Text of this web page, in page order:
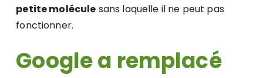
petite molécule sans laquelle il ne peut pas
fonctionner.
Google a remplacé